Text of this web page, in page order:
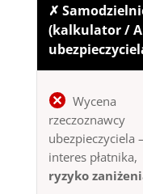
✗
(kalkulator /
Wycena
rzeczoznawcy
ubezpieczyciela
interes płatnika,
ryzyko